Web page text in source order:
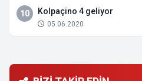
10 Kolpaçino 4 geliyor
05.06.2020